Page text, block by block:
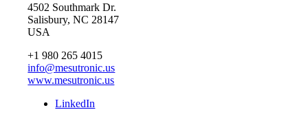
4502 Southmark Dr.
Salisbury, NC 28147
USA
+1 980 265 4015
info@mesutronic.us
www.mesutronic.us
LinkedIn